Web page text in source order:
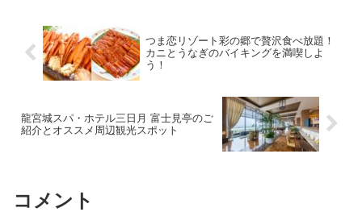
つま恋リゾート彩の郷で贅沢食べ放題！
カニとうなぎのバイキングを満喫しよ
う！
龍宮城スパ・ホテル三日月 富士見亭のご
紹介とオススメ周辺観光スポット
コメント